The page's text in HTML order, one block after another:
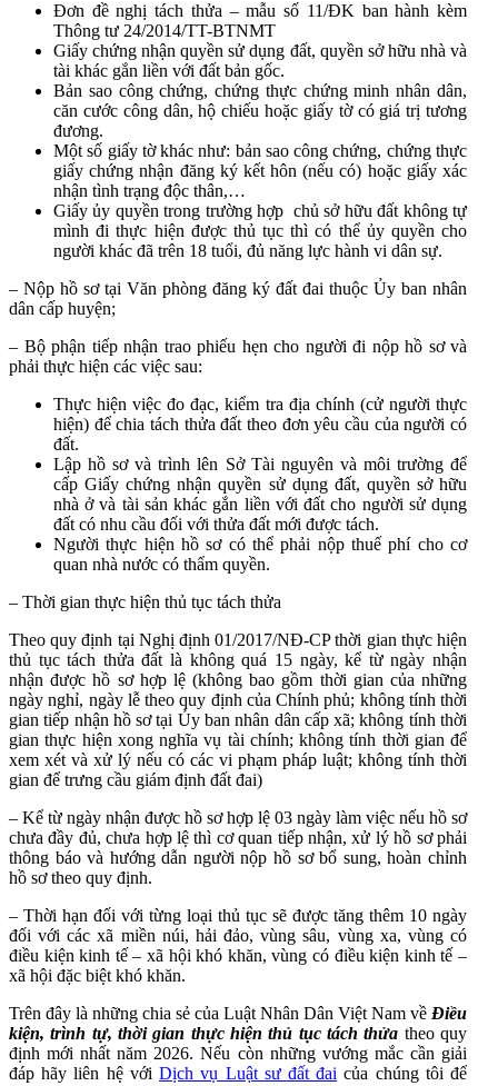
Đơn đề nghị tách thửa – mẫu số 11/ĐK ban hành kèm
Thông tư 24/2014/TT-BTNMT
Giấy chứng nhận quyền sử dụng đất, quyền sở hữu nhà và
tài khác gắn liền với đất bản gốc.
Bản sao công chứng, chứng thực chứng minh nhân dân,
căn cước công dân, hộ chiếu hoặc giấy tờ có giá trị tương
đương.
Một số giấy tờ khác như: bản sao công chứng, chứng thực
giấy chứng nhận đăng ký kết hôn (nếu có) hoặc giấy xác
nhận tình trạng độc thân,…
Giấy ủy quyền trong trường hợp chủ sở hữu đất không tự
mình đi thực hiện được thủ tục thì có thể ủy quyền cho
người khác đã trên 18 tuổi, đủ năng lực hành vi dân sự.
– Nộp hồ sơ tại Văn phòng đăng ký đất đai thuộc Ủy ban nhân
dân cấp huyện;
– Bộ phận tiếp nhận trao phiếu hẹn cho người đi nộp hồ sơ và
phải thực hiện các việc sau:
Thực hiện việc đo đạc, kiểm tra địa chính (cử người thực
hiện) để chia tách thửa đất theo đơn yêu cầu của người có
đất.
Lập hồ sơ và trình lên Sở Tài nguyên và môi trường để
cấp Giấy chứng nhận quyền sử dụng đất, quyền sở hữu
nhà ở và tài sản khác gắn liền với đất cho người sử dụng
đất có nhu cầu đối với thửa đất mới được tách.
Người thực hiện hồ sơ có thể phải nộp thuế phí cho cơ
quan nhà nước có thẩm quyền.
– Thời gian thực hiện thủ tục tách thửa
Theo quy định tại Nghị định 01/2017/NĐ-CP thời gian thực hiện
thủ tục tách thửa đất là không quá 15 ngày, kể từ ngày nhận
nhận được hồ sơ hợp lệ (không bao gồm thời gian của những
ngày nghỉ, ngày lễ theo quy định của Chính phủ; không tính thời
gian tiếp nhận hồ sơ tại Ủy ban nhân dân cấp xã; không tính thời
gian thực hiện xong nghĩa vụ tài chính; không tính thời gian để
xem xét và xử lý nếu có các vi phạm pháp luật; không tính thời
gian để trưng cầu giám định đất đai)
– Kể từ ngày nhận được hồ sơ hợp lệ 03 ngày làm việc nếu hồ sơ
chưa đầy đủ, chưa hợp lệ thì cơ quan tiếp nhận, xử lý hồ sơ phải
thông báo và hướng dẫn người nộp hồ sơ bổ sung, hoàn chỉnh
hồ sơ theo quy định.
– Thời hạn đối với từng loại thủ tục sẽ được tăng thêm 10 ngày
đối với các xã miền núi, hải đảo, vùng sâu, vùng xa, vùng có
điều kiện kinh tế – xã hội khó khăn, vùng có điều kiện kinh tế –
xã hội đặc biệt khó khăn.
Trên đây là những chia sẻ của Luật Nhân Dân Việt Nam về Điều
kiện, trình tự, thời gian thực hiện thủ tục tách thửa theo quy
định mới nhất năm 2026. Nếu còn những vướng mắc cần giải
đáp hãy liên hệ vớiDịch vụ Luật sư đất đai của chúng tôi để